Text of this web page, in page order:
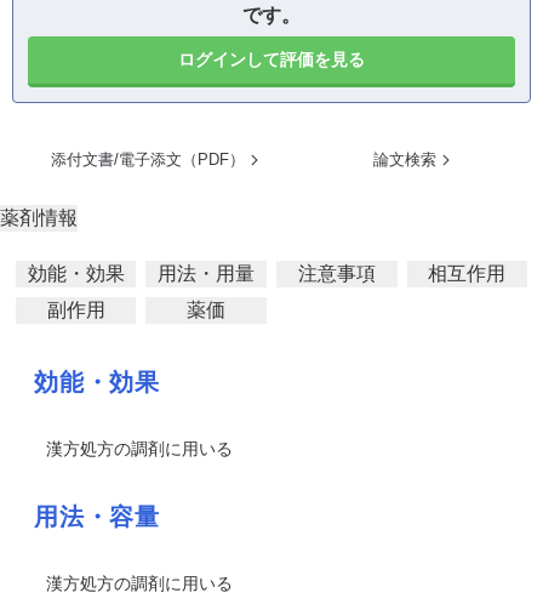
です。
ログインして評価を見る
添付文書/電子添文（PDF） 論文検索
薬剤情報
効能・効果 用法・用量 注意事項
相互作用
副作用
薬価
効能・効果
漢方処方の調剤に用いる
用法・容量
漢方処方の調剤に用いる